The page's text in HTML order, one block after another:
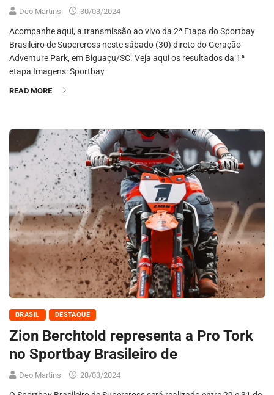
Deo Martins 30/03/2024
Acompanhe aqui, a transmissão ao vivo da 2ª Etapa do Sportbay
Brasileiro de Supercross neste sábado (30) direto do Geração
Adventure Park, em Biguaçu/SC. Veja aqui os resultados da 1ª
etapa Imagens: Sportbay
READ MORE
BRASIL DESTAQUE
Zion Berchtold representa a Pro Tork
no Sportbay Brasileiro de
Deo Martins 28/03/2024